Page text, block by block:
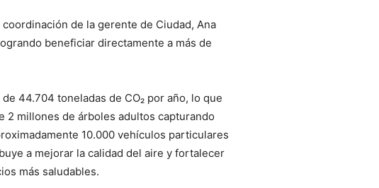
de la gerente de Ciudad, Ana
beneficiar directamente a más de
44.704 toneladas de CO₂ por año, lo que
2 millones de árboles adultos capturando
10.000 vehículos particulares
a mejorar la calidad del aire y fortalecer
más saludables.